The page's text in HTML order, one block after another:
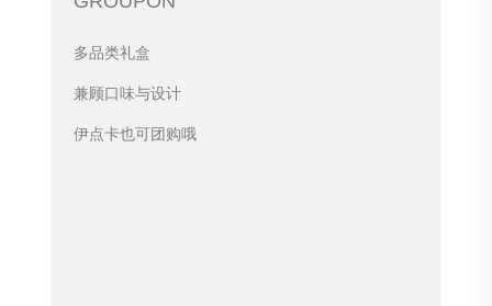
多品类礼盒
兼顾口味与设计
伊点卡也可团购哦